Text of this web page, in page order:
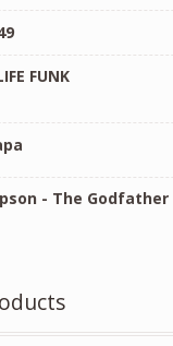
FUNK
- The Godfather